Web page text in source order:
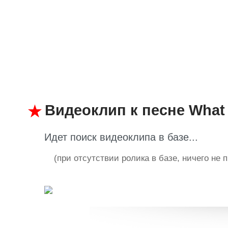
Видеоклип к песне
Идет поиск видеоклипа в базе...
(при отсутствии ролика в базе, ничего не